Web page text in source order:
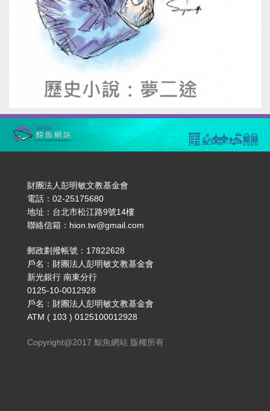
財團法人彭明敏文教基金會
電話：02-25175680
地址：台北市松江路9號14樓
聯絡信箱：hion.tw@gmail.com
郵政劃撥帳號：17822628
戶名：財團法人彭明敏文教基金會
新光銀行 南東分行
0125-10-0012928
戶名：財團法人彭明敏文教基金會
ATM ( 103 ) 0125100012928
Copyright@2017 鯨魚網站 版權所有